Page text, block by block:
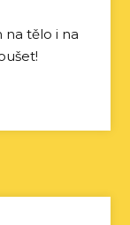
na tělo i na